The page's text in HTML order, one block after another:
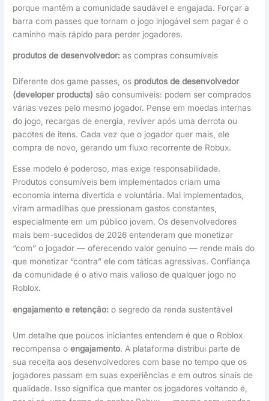
porque mantêm a comunidade saudável e engajada. Forçar a
barra com passes que tornam o jogo injogável sem pagar é o
caminho mais rápido para perder jogadores.
produtos de desenvolvedor: as compras consumíveis
Diferente dos game passes, os produtos de desenvolvedor
(developer products) são consumíveis: podem ser comprados
várias vezes pelo mesmo jogador. Pense em moedas internas
do jogo, recargas de energia, reviver após uma derrota ou
pacotes de itens. Cada vez que o jogador quer mais, ele
compra de novo, gerando um fluxo recorrente de Robux.
Esse modelo é poderoso, mas exige responsabilidade.
Produtos consumíveis bem implementados criam uma
economia interna divertida e voluntária. Mal implementados,
viram armadilhas que pressionam gastos constantes,
especialmente em um público jovem. Os desenvolvedores
mais bem-sucedidos de 2026 entenderam que monetizar
“com” o jogador — oferecendo valor genuíno — rende mais do
que monetizar “contra” ele com táticas agressivas. Confiança
da comunidade é o ativo mais valioso de qualquer jogo no
Roblox.
engajamento e retenção: o segredo da renda sustentável
Um detalhe que poucos iniciantes entendem é que o Roblox
recompensa oengajamento. A plataforma distribui parte de
sua receita aos desenvolvedores com base no tempo que os
jogadores passam em suas experiências e em outros sinais de
qualidade. Isso significa que manter os jogadores voltando é,